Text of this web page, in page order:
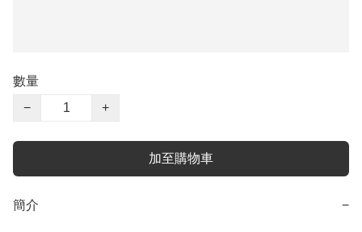
數量
−
+
加至購物車
簡介 −